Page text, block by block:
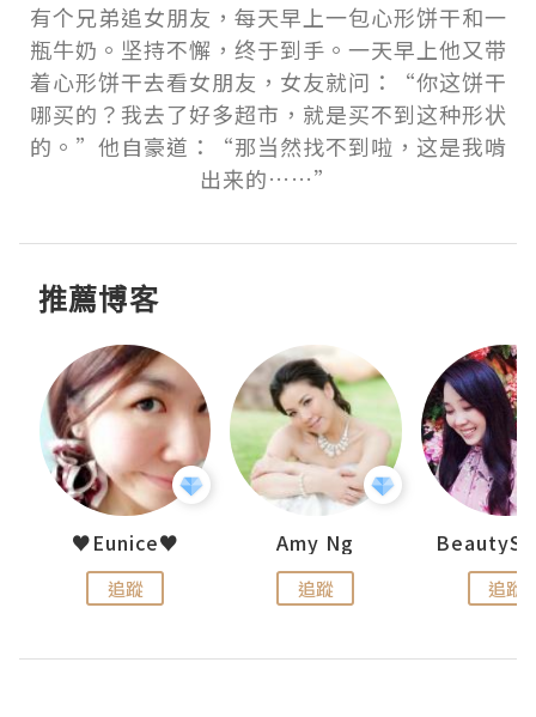
有个兄弟追女朋友，每天早上一包心形饼干和一
瓶牛奶。坚持不懈，终于到手。一天早上他又带
着心形饼干去看女朋友，女友就问：“你这饼干
哪买的？我去了好多超市，就是买不到这种形状
的。”他自豪道：“那当然找不到啦，这是我啃
出来的……”
推薦博客
♥Eunice♥
追蹤
Amy Ng
追蹤 追蹤